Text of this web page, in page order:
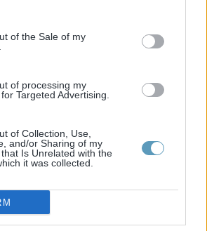
of the Sale of my
of processing my
Targeted Advertising.
of Collection, Use,
and/or Sharing of my
Is Unrelated with the
it was collected.
ou inexistante. Dans de
fiable avec un
sans fil en raison de l’absence
de signaux
géographiques tels que
ou des zones rurales